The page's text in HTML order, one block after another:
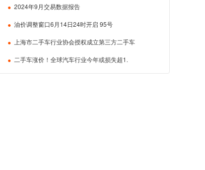
2024年9月交易数据报告
油价调整窗口6月14日24时开启 95号
上海市二手车行业协会授权成立第三方二手车
二手车涨价！全球汽车行业今年或损失超1.